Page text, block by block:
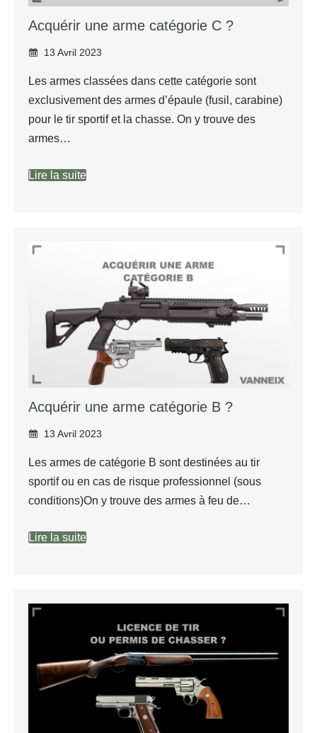
Acquérir une arme catégorie C ?
13 Avril 2023
Les armes classées dans cette catégorie sont
exclusivement des armes d’épaule (fusil, carabine)
pour le tir sportif et la chasse. On y trouve des
armes…
Lire la suite
Acquérir une arme catégorie B ?
13 Avril 2023
Les armes de catégorie B sont destinées au tir
sportif ou en cas de risque professionnel (sous
conditions)On y trouve des armes à feu de…
Lire la suite